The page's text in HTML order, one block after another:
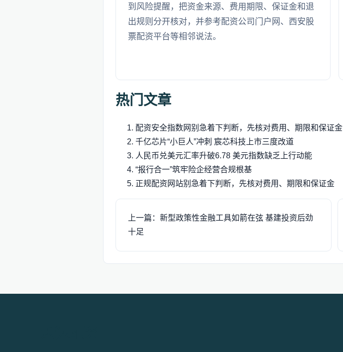
到风险提醒，把资金来源、费用期限、保证金和退
出规则分开核对，并参考配资公司门户网、西安股
票配资平台等相邻说法。
热门文章
配资安全指数网别急着下判断，先核对费用、期限和保证金
千亿芯片“小巨人”冲刺 宸芯科技上市三度改道
人民币兑美元汇率升破6.78 美元指数缺乏上行动能
“报行合一”筑牢险企经营合规根基
正规配资网站别急着下判断，先核对费用、期限和保证金
上一篇：新型政策性金融工具如箭在弦 基建投资后劲
十足